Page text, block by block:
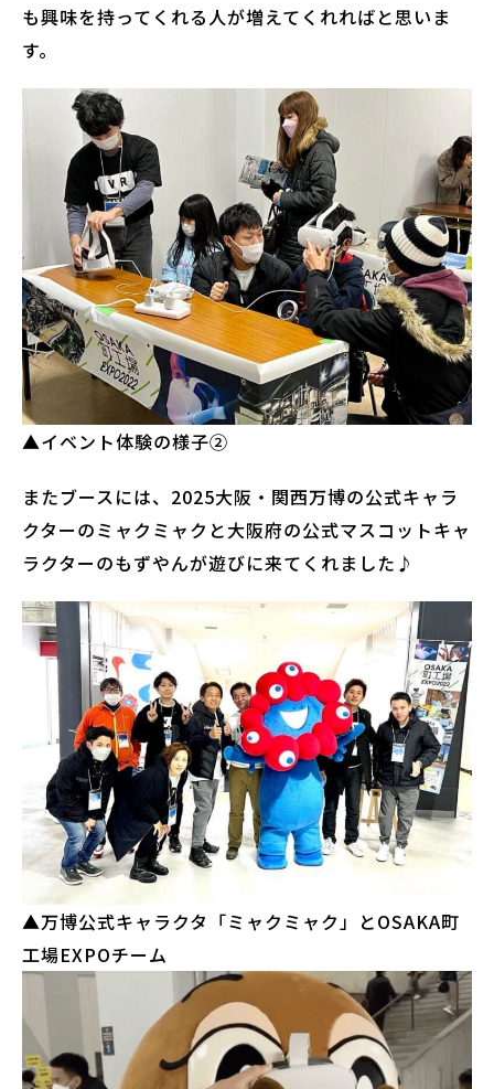
も興味を持ってくれる人が増えてくれればと思いま
す。
▲イベント体験の様子②
またブースには、2025大阪・関西万博の公式キャラ
クターのミャクミャクと大阪府の公式マスコットキャ
ラクターのもずやんが遊びに来てくれました♪
▲万博公式キャラクタ「ミャクミャク」とOSAKA町
工場EXPOチーム